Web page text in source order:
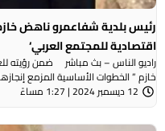
رئيس بلدية شفاعمرو ناهض
اقتصادية للمجتمع العربي‘
راديو الناس – بث مباشر ضمن رؤيته
خازم ” الخطوات الأساسية المزمع
12 ديسمبر 2024 | 1:27 مساءً